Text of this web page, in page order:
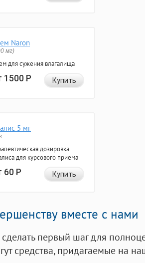
Naron
мг)
для сужения влагалища
1500Р Купить
5 мг
дозировка
для курсового приема
60Р Купить
вместе с нами
первый шаг для
средства, придагаемые на